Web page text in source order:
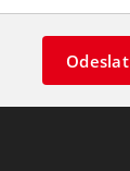
Odeslat